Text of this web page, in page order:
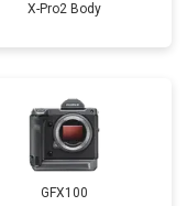
X-Pro2 Body
GFX100